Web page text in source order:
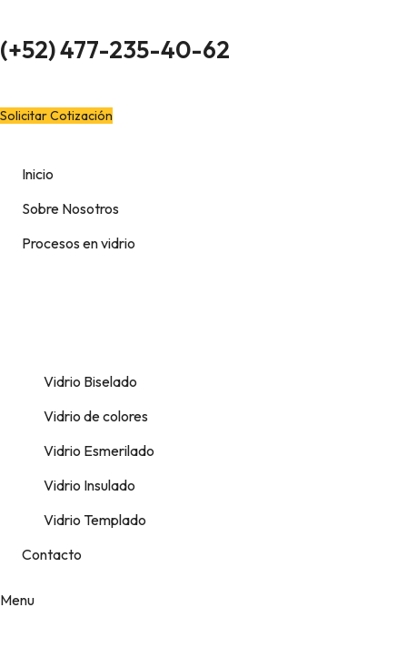
(+52) 477-235-40-62
Solicitar Cotización
Inicio
Sobre Nosotros
Procesos en vidrio
Vidrio Biselado
Vidrio de colores
Vidrio Esmerilado
Vidrio Insulado
Vidrio Templado
Contacto
Menu